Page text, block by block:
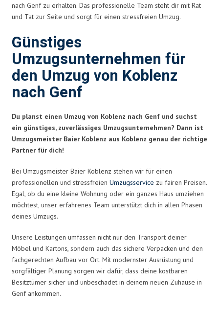
nach Genf zu erhalten. Das professionelle Team steht dir mit Rat
und Tat zur Seite und sorgt für einen stressfreien Umzug.
Günstiges
Umzugsunternehmen für
den Umzug von Koblenz
nach Genf
Du planst einen Umzug von Koblenz nach Genf und suchst
ein günstiges, zuverlässiges Umzugsunternehmen? Dann ist
Umzugsmeister Baier Koblenz aus Koblenz genau der richtige
Partner für dich!
Bei Umzugsmeister Baier Koblenz stehen wir für einen
professionellen und stressfreien Umzugsservice zu fairen Preisen.
Egal, ob du eine kleine Wohnung oder ein ganzes Haus umziehen
möchtest, unser erfahrenes Team unterstützt dich in allen Phasen
deines Umzugs.
Unsere Leistungen umfassen nicht nur den Transport deiner
Möbel und Kartons, sondern auch das sichere Verpacken und den
fachgerechten Aufbau vor Ort. Mit modernster Ausrüstung und
sorgfältiger Planung sorgen wir dafür, dass deine kostbaren
Besitztümer sicher und unbeschadet in deinem neuen Zuhause in
Genf ankommen.